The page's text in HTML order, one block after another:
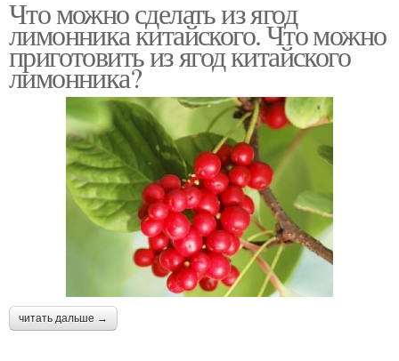
Что можно сделать из ягод
лимонника китайского. Что можно
приготовить из ягод китайского
лимонника?
читать дальше →